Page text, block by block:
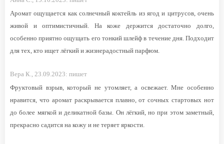
Аромат ощущается как солнечный коктейль из ягод и цитрусов, очень
живой и оптимистичный. На коже держится достаточно долго,
особенно приятно ощущать его тонкий шлейф в течение дня. Подходит
для тех, кто ищет лёгкий и жизнерадостный парфюм.
Вера К., 23.09.2023: пишет
Фруктовый взрыв, который не утомляет, а освежает. Мне особенно
нравится, что аромат раскрывается плавно, от сочных стартовых нот
до более мягкой и деликатной базы. Он лёгкий, но при этом заметный,
прекрасно садится на кожу и не теряет яркости.